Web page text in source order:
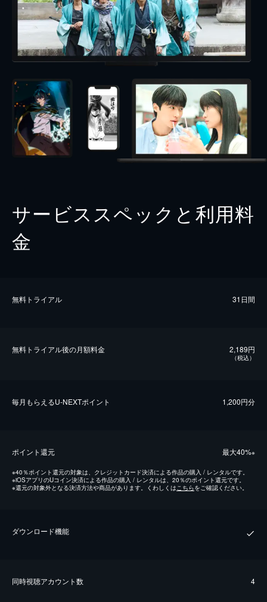
サービススペックと利用料
金
無料トライアル 31日間
無料トライアル後の⽉額料金 2,189円
（税込）
毎⽉もらえるU-NEXTポイント 1,200円分
ポイント還元 最⼤40%※
※40％ポイント還元の対象は、クレジットカード決済による作品の購入 / レンタルです。
※iOSアプリのUコイン決済による作品の購入 / レンタルは、20％のポイント還元です。
※還元の対象外となる決済方法や商品があります。くわしくはこちらをご確認ください。
ダウンロード機能
同時視聴アカウント数 4